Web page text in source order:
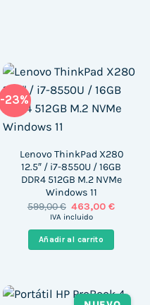
-23%
Lenovo ThinkPad X280
12.5″ / i7-8550U / 16GB
DDR4 512GB M.2 NVMe
Windows 11
599,00€ El
precio
era:
599,00 €.
463,00€El
IVA incluido
Añadir al carrito